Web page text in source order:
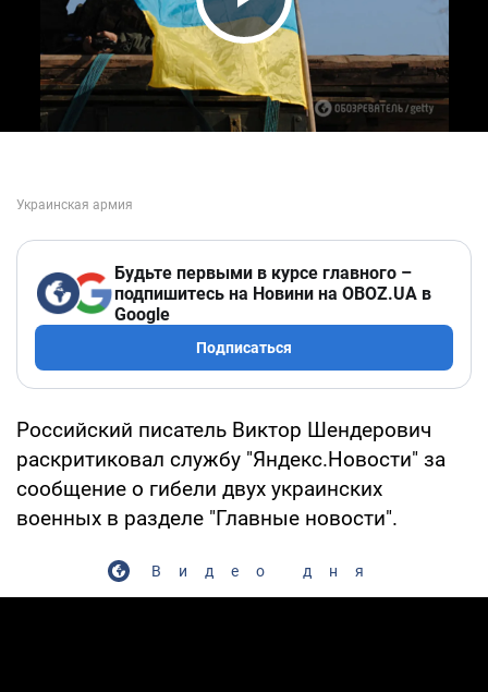
Play Video
Будьте первыми в курсе главного –
подпишитесь на Новини на OBOZ.UA в
Google
Подписаться
Российский писатель Виктор Шендерович
раскритиковал службу "Яндекс.Новости" за
сообщение о гибели двух украинских
военных в разделе "Главные новости".
Видео дня